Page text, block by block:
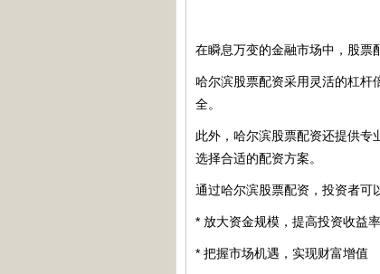
在瞬息万变的金融市场中，股票
哈尔滨股票配资采用灵活的杠杆
全。
此外，哈尔滨股票配资还提供专
选择合适的配资方案。
通过哈尔滨股票配资，投资者可
* 放大资金规模，提高投资收益率
* 把握市场机遇，实现财富增值